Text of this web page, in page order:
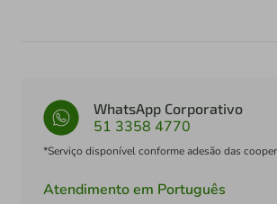
WhatsApp Corporativo
51 3358 4770
*Serviço disponível conforme adesão das
Atendimento em Português